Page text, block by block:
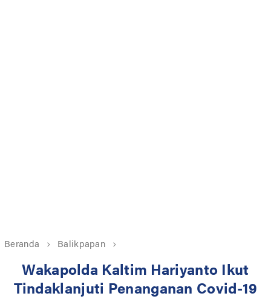
Beranda Balikpapan
Wakapolda Kaltim Hariyanto Ikut
Tindaklanjuti Penanganan Covid-19